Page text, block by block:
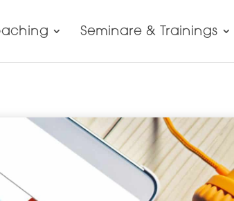
Seminare & Trainings